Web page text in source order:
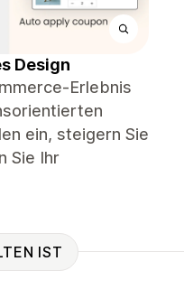
Design
Erlebnis
ein, steigern Sie
Sie Ihr
IST